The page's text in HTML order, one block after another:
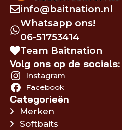
info@baitnation.nl
Whatsapp ons!
06-51753414
Team Baitnation
Volg ons op de socials:
Instagram
Facebook
Categorieën
Merken
Softbaits